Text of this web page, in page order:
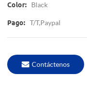
Color: Black
Pago: T/T,Paypal
Contáctenos